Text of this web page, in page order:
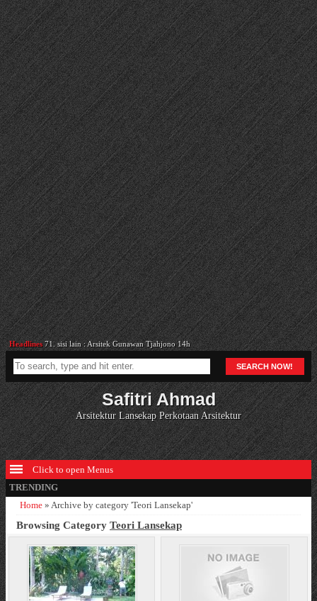
Headlines71. sisi lain : Arsitek Gunawan Tjahjono 14h
Headlines Cara Memilih Ground Cover (Tanaman Alas) Untuk Taman Rumah
Headlines Pergola di Atas Dermaga
Headlines88 Renovasi Pastoran Gereja Theresia Jakarta bab 19b
Headlines71. sisi lain : Arsitek Gunawan Tjahjono 14h
SEARCH NOW!
Safitri Ahmad
Arsitektur Lansekap Perkotaan Arsitektur
Click to open Menus
TRENDING
Home » Archive by category 'Teori Lansekap'
Browsing Category Teori Lansekap